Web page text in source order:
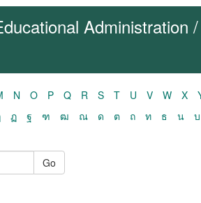
N O P Q R S T U V W X
ฏ ฐ ฑ ฒ ณ ด ต ถ ท ธ น บ
Go